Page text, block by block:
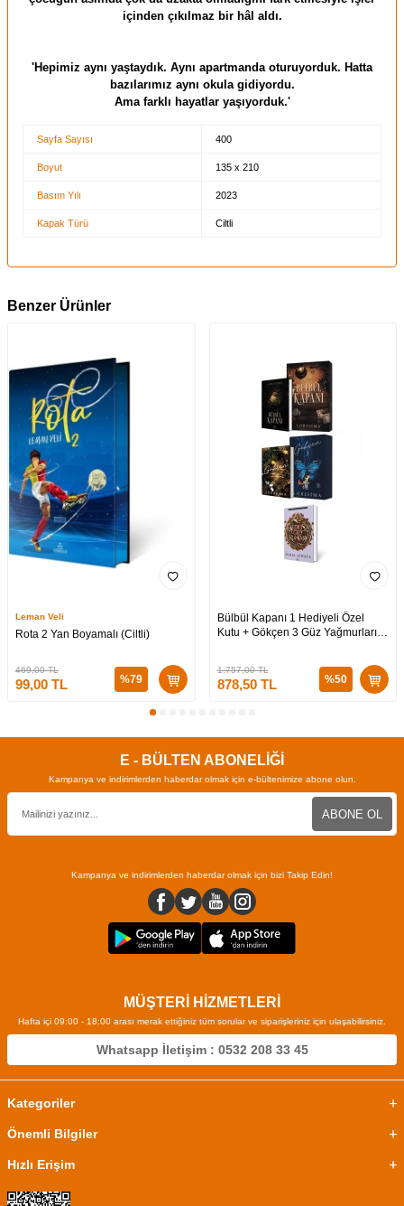
içinden çıkılmaz bir hâl aldı.
'Hepimiz aynı yaştaydık. Aynı apartmanda oturuyorduk. Hatta
bazılarımız aynı okula gidiyordu.
Ama farklı hayatlar yaşıyorduk.'
Sayfa Sayısı 400
Boyut 135 x 210
Basım Yılı 2023
Kapak Türü Ciltli
Benzer Ürünler
Leman Veli
Rota 2 Yan Boyamalı (Ciltli)
469,00TL
99,00 TL %79
Bülbül Kapanı 1 Hediyeli Özel
Kutu + Gökçen 3 Güz Yağmurları
1.757,00TL
878,50TL %50
E - BÜLTEN ABONELİĞİ
Kampanya ve indirimlerden haberdar olmak için e-bültenimize abone olun.
ABONE OL
Kampanya ve indirimlerden haberdar olmak için bizi Takip Edin!
MÜŞTERİ HİZMETLERİ
Hafta içi 09:00 - 18:00 arası merak ettiğiniz tüm sorular ve siparişleriniz için ulaşabilirsiniz.
Whatsapp İletişim : 0532 208 33 45
Kategoriler
Önemli Bilgiler
Hızlı Erişim